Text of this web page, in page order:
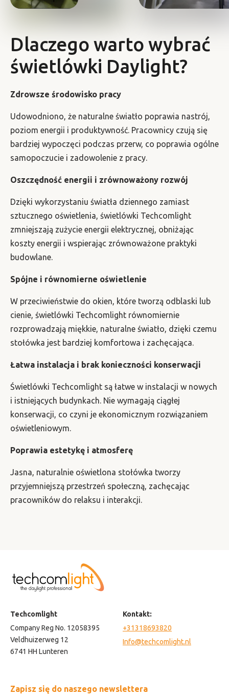
Dlaczego warto wybrać
świetlówki Daylight?
Zdrowsze środowisko pracy
Udowodniono, że naturalne światło poprawia nastrój,
poziom energii i produktywność. Pracownicy czują się
bardziej wypoczęci podczas przerw, co poprawia ogólne
samopoczucie i zadowolenie z pracy.
Oszczędność energii i zrównoważony rozwój
Dzięki wykorzystaniu światła dziennego zamiast
sztucznego oświetlenia, świetlówki Techcomlight
zmniejszają zużycie energii elektrycznej, obniżając
koszty energii i wspierając zrównoważone praktyki
budowlane.
Spójne i równomierne oświetlenie
W przeciwieństwie do okien, które tworzą odblaski lub
cienie, świetlówki Techcomlight równomiernie
rozprowadzają miękkie, naturalne światło, dzięki czemu
stołówka jest bardziej komfortowa i zachęcająca.
Łatwa instalacja i brak konieczności konserwacji
Świetlówki Techcomlight są łatwe w instalacji w nowych
i istniejących budynkach. Nie wymagają ciągłej
konserwacji, co czyni je ekonomicznym rozwiązaniem
oświetleniowym.
Poprawia estetykę i atmosferę
Jasna, naturalnie oświetlona stołówka tworzy
przyjemniejszą przestrzeń społeczną, zachęcając
pracowników do relaksu i interakcji.
Techcomlight
Company Reg No. 12058395
Veldhuizerweg 12
6741 HH Lunteren
Kontakt:
+31318693820
Info@techcomlight.nl
Zapisz się do naszego newslettera